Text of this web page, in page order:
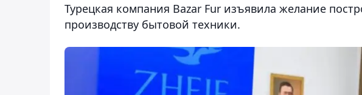
Турецкая компания Bazar Fur изъявила желание
производству бытовой техники.